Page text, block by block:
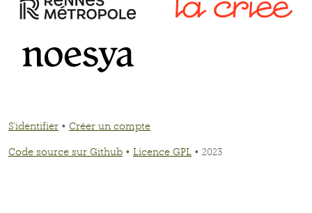
S'identifier • Créer un compte
Code source sur Github • Licence GPL • 2023